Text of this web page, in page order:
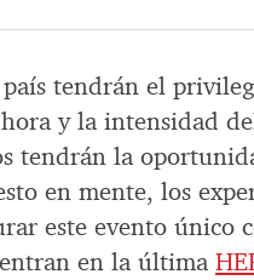
tendrán el
y la intensidad
tendrán la
en mente, los
este evento único
en la última